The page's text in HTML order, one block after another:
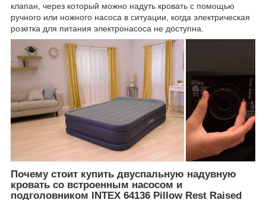
клапан, через который можно надуть кровать с помощью
ручного или ножного насоса в ситуации, когда электрическая
розетка для питания электронасоса не доступна.
Почему стоит купить двуспальную надувную
кровать со встроенным насосом и
подголовником INTEX 64136 Pillow Rest Raised